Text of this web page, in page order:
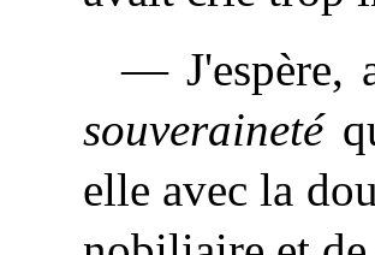
— J'espère,
souveraineté
elle avec la